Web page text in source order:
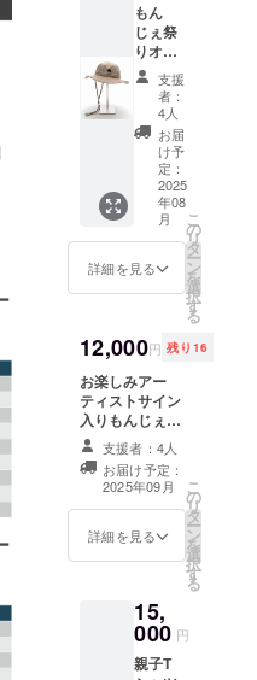
もん
じぇ祭
りオリ
ジナル
ハッ
ト ロ
ゴ刺繍
フリー
サイズ
支援
者：
4人
お届
け予
定：
2025
年08
月
詳細を見る
こ
の
リ
タ
ー
ン
を
選
択
す
る
12,000円 残り16
お楽しみアー
ティストサイン
入りもんじぇ
グッズ ※トリ、
大トリの方のサ
イン入りもん
じぇグッズ。
アーティスト、
グッズのご指定
※サイン入りグッ
ズはTシャツまた
はフェスタオル
を予定しており
支援者：4人
お届け予定：
2025年09月
詳細を見る
こ
の
リ
タ
ー
ン
を
選
択
す
る
15,
000 円
親子T